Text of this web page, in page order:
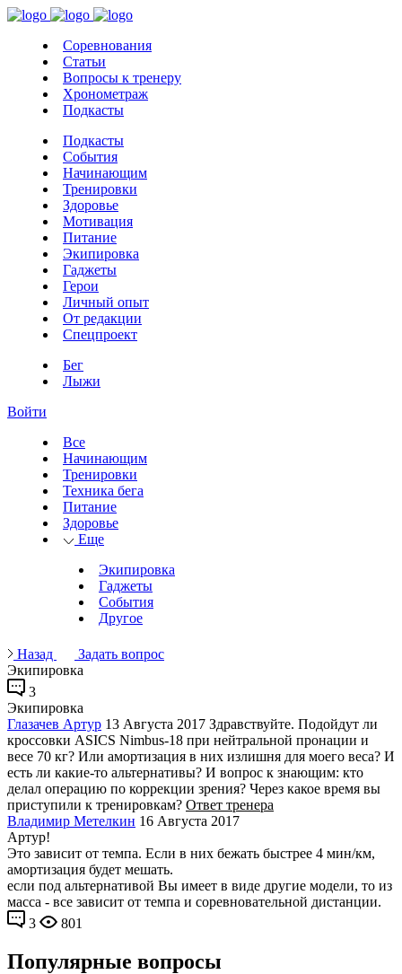
Соревнования
Статьи
Вопросы к тренеру
Хронометраж
Подкасты
Подкасты
События
Начинающим
Тренировки
Здоровье
Мотивация
Питание
Экипировка
Гаджеты
Герои
Личный опыт
От редакции
Спецпроект
Бег
Лыжи
Войти
Все
Начинающим
Тренировки
Техника бега
Питание
Здоровье
Еще
Экипировка
Гаджеты
События
Другое
Назад
Задать вопрос
Экипировка
3
Экипировка
Глазачев Артур 13 Августа 2017 Здравствуйте. Подойдут ли
кроссовки ASICS Nimbus-18 при нейтральной пронации и
весе 70 кг? Или амортизация в них излишня для моего веса? И
есть ли какие-то альтернативы? И вопрос к знающим: кто
делал операцию по коррекции зрения? Через какое время вы
приступили к тренировкам? Ответ тренера
Владимир Метелкин 16 Августа 2017
Артур!
Это зависит от темпа. Если в них бежать быстрее 4 мин/км,
амортизация будет мешать.
если под альтернативой Вы имеет в виде другие модели, то из
масса - все зависит от темпа и соревновательной дистанции.
3
801
Популярные вопросы